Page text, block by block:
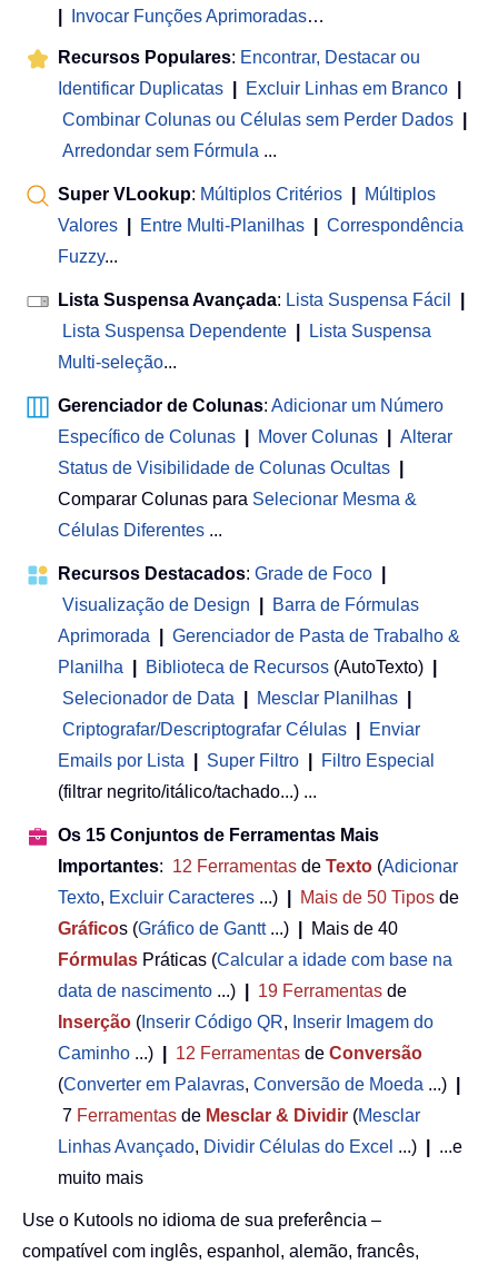
Invocar Funções Aprimoradas…
Recursos Populares: Encontrar, Destacar ou
Identificar Duplicatas
Excluir Linhas em Branco
Combinar Colunas ou Células sem Perder Dados
Arredondar sem Fórmula ...
Super VLookup: Múltiplos Critérios
Múltiplos
Valores
Entre Multi-Planilhas
Correspondência
Fuzzy...
Lista Suspensa Avançada: Lista Suspensa Fácil
Lista Suspensa Dependente
Lista Suspensa
Multi-seleção...
Gerenciador de Colunas: Adicionar um Número
Específico de Colunas
Mover Colunas
Alterar
Status de Visibilidade de Colunas Ocultas
Comparar Colunas para Selecionar Mesma &
Células Diferentes ...
Recursos Destacados: Grade de Foco
Visualização de Design
Barra de Fórmulas
Aprimorada
Gerenciador de Pasta de Trabalho &
Planilha
Biblioteca de Recursos (AutoTexto)
Selecionador de Data
Mesclar Planilhas
Criptografar/Descriptografar Células
Enviar
Emails por Lista
Super Filtro
Filtro Especial
(filtrar negrito/itálico/tachado...) ...
Os 15 Conjuntos de Ferramentas Mais
Importantes: 12 Ferramentas de Texto (Adicionar
Texto, Excluir Caracteres ...) Mais de 50 Tipos de
Gráficos (Gráfico de Gantt...)
Mais de 40
Fórmulas Práticas (Calcular a idade com base na
data de nascimento ...) 19 Ferramentas de
Inserção ( Inserir Código QR, Inserir Imagem do
Caminho ...) 12 Ferramentas de Conversão
(Converter em Palavras, Conversão de Moeda ...)
7 Ferramentas de Mesclar & Dividir (Mesclar
Linhas Avançado, Dividir Células do Excel ...)
...e
muito mais
Use o Kutools no idioma de sua preferência –
compatível com inglês, espanhol, alemão, francês,